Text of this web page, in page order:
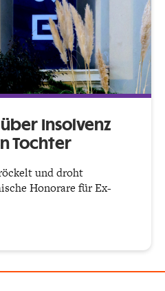
Insolvenz
Tochter
und droht
Honorare für Ex-